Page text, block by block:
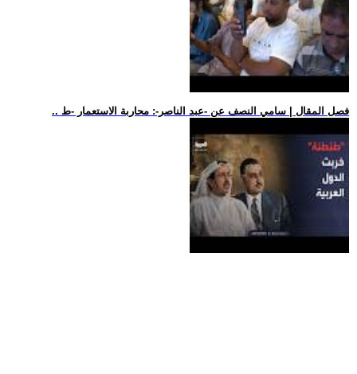
.. فصل المقال | سامي النصف عن -عبد الناصر-: محاربة الاستعمار -ط